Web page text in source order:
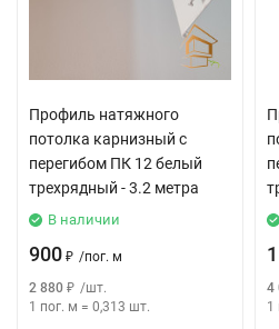
Профиль натяжного
потолка карнизный с
перегибом ПК 12 белый
трехрядный - 3.2 метра
В наличии
900 ₽ /пог. м
2 880 ₽ /шт.
1 пог. м = 0,313 шт.
4
1